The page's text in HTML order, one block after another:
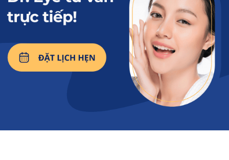
Vết chân chim xuất hiện in hằn dấu hiệu tuổi tác lên đôi